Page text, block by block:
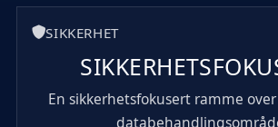
SIKKERHET
En sikkerhetsfokusert ramme